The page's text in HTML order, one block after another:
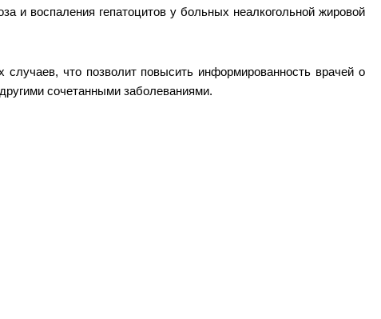
и воспаления гепатоцитов у больных неалкогольной жировой
случаев, что позволит повысить информированность врачей о
сочетанными заболеваниями.